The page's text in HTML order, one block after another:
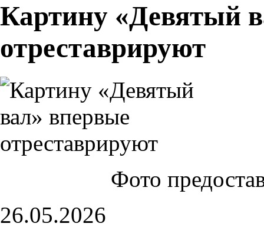
Картину «Девятый
отреставрируют
Фото
26.05.2026